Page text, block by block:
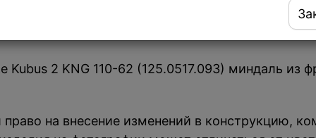
2 KNG 110-62 (125.0517.093) миндаль из
на внесение изменений в конструкцию,